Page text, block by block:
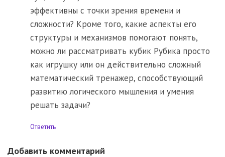
эффективны с точки зрения времени и
сложности? Кроме того, какие аспекты его
структуры и механизмов помогают понять,
можно ли рассматривать кубик Рубика просто
как игрушку или он действительно сложный
математический тренажер, способствующий
развитию логического мышления и умения
решать задачи?
Ответить
Добавить комментарий